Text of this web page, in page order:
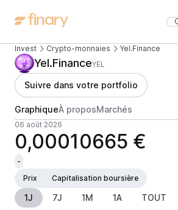
Invest Crypto-monnaies Yel.Finance
Yel.FinanceYEL
Suivre dans votre portfolio
GraphiqueÀ proposMarchés
06 août 2026
0,00010665 €
-
Prix
Capitalisation boursière
1J 7J 1M 1A TOUT